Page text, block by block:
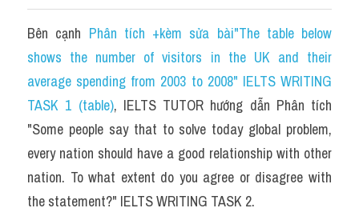
Bar chart
Đề thi thật IELTS GENERAL
Task 2
Từ vựng theo topic
Từ vựng theo Topic
Grammar
Bên cạnh Phân tích +kèm sửa bài"The table below
shows the number of visitors in the UK and their
average spending from 2003 to 2008" IELTS WRITING
TASK 1 (table), IELTS TUTOR hướng dẫn Phân tích
"Some people say that to solve today global problem,
every nation should have a good relationship with other
nation. To what extent do you agree or disagree with
the statement?" IELTS WRITING TASK 2.